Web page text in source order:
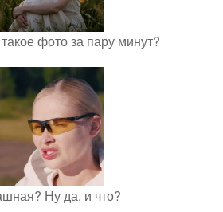
фото за пару минут?
Ну да, и что?